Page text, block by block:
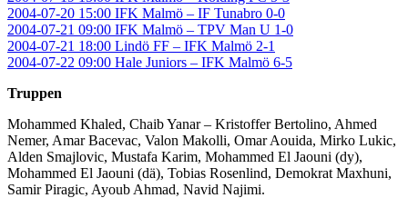
2004-07-20 15:00 IFK Malmö – IF Tunabro 0-0
2004-07-21 09:00 IFK Malmö – TPV Man U 1-0
2004-07-21 18:00 Lindö FF – IFK Malmö 2-1
2004-07-22 09:00 Hale Juniors – IFK Malmö 6-5
Truppen
Mohammed Khaled, Chaib Yanar – Kristoffer Bertolino, Ahmed
Nemer, Amar Bacevac, Valon Makolli, Omar Aouida, Mirko Lukic,
Alden Smajlovic, Mustafa Karim, Mohammed El Jaouni (dy),
Mohammed El Jaouni (dä), Tobias Rosenlind, Demokrat Maxhuni,
Samir Piragic, Ayoub Ahmad, Navid Najimi.